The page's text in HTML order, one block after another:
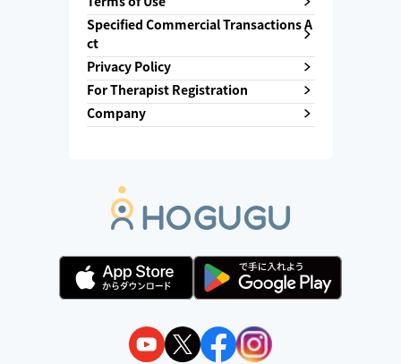
Specified Commercial Transactions A
ct
Privacy Policy
For Therapist Registration
Company